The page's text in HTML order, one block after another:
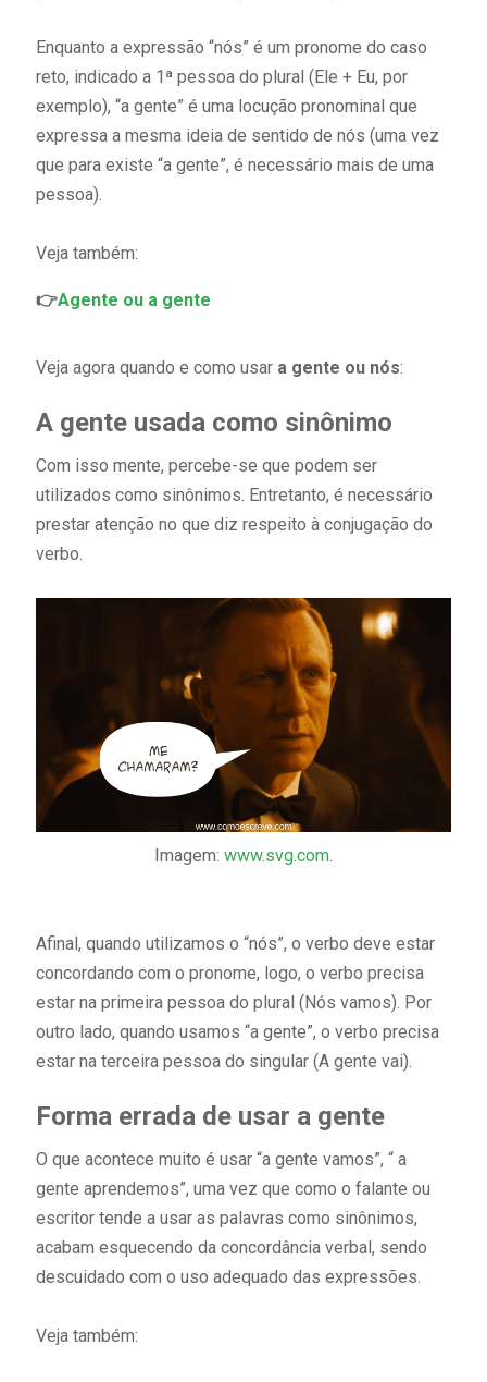
Enquanto a expressão “nós” é um pronome do caso
reto, indicado a 1ª pessoa do plural (Ele + Eu, por
exemplo), “a gente” é uma locução pronominal que
expressa a mesma ideia de sentido de nós (uma vez
que para existe “a gente”, é necessário mais de uma
pessoa).
Veja também:
👉Agente ou a gente
Veja agora quando e como usar a gente ou nós:
A gente usada como sinônimo
Com isso mente, percebe-se que podem ser
utilizados como sinônimos. Entretanto, é necessário
prestar atenção no que diz respeito à conjugação do
verbo.
Imagem: www.svg.com.
Afinal, quando utilizamos o “nós”, o verbo deve estar
concordando com o pronome, logo, o verbo precisa
estar na primeira pessoa do plural (Nós vamos). Por
outro lado, quando usamos “a gente”, o verbo precisa
estar na terceira pessoa do singular (A gente vai).
Forma errada de usar a gente
O que acontece muito é usar “a gente vamos”, “ a
gente aprendemos”, uma vez que como o falante ou
escritor tende a usar as palavras como sinônimos,
acabam esquecendo da concordância verbal, sendo
descuidado com o uso adequado das expressões.
Veja também: